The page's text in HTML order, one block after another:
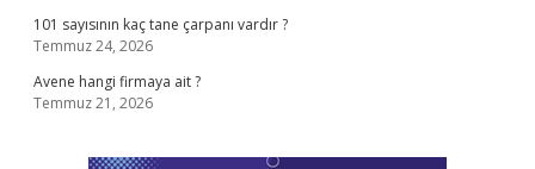
101 sayısının kaç tane çarpanı vardır ?
Temmuz 24, 2026
Avene hangi firmaya ait ?
Temmuz 21, 2026